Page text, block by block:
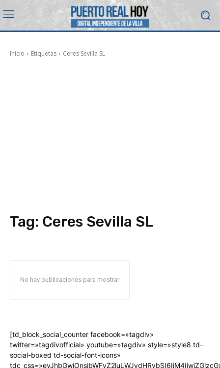
Inicio Etiquetas Ceres Sevilla SL
Tag: Ceres Sevilla SL
No hay publicaciones para mostrar
[td_block_social_counter facebook=»tagdiv»
twitter=»tagdivofficial» youtube=»tagdiv» style=»style8 td-
social-boxed td-social-font-icons»